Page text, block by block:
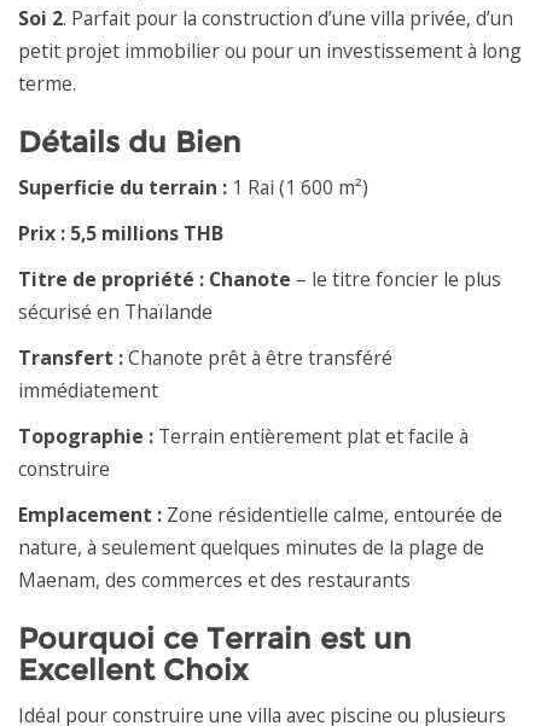
Soi 2. Parfait pour la construction d’une villa privée, d’un
petit projet immobilier ou pour un investissement à long
terme.
Détails du Bien
Superficie du terrain : 1 Rai (1 600 m²)
Prix : 5,5 millions THB
Titre de propriété : Chanote – le titre foncier le plus
sécurisé en Thaïlande
Transfert :Chanote prêt à être transféré
immédiatement
Topographie : Terrain entièrement plat et facile à
construire
Emplacement : Zone résidentielle calme, entourée de
nature, à seulement quelques minutes de la plage de
Maenam, des commerces et des restaurants
Pourquoi ce Terrain est un
Excellent Choix
Idéal pour construire une villa avec piscine ou plusieurs